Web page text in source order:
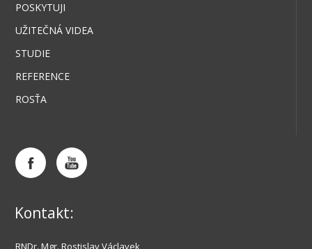
POSKYTUJI
UŽITEČNÁ VIDEA
STUDIE
REFERENCE
ROSŤA
Kontakt:
RNDr. Mgr. Rostislav Václavek